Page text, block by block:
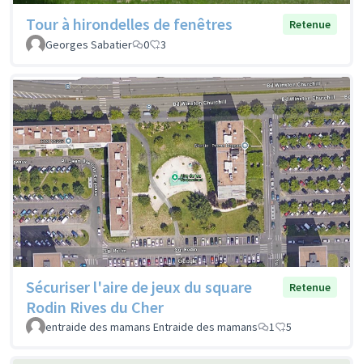
Tour à hirondelles de fenêtres
Retenue
Georges Sabatier
0 3
Sécuriser l'aire de jeux du square
Rodin Rives du Cher
Retenue
entraide des mamans Entraide des mamans 1 5